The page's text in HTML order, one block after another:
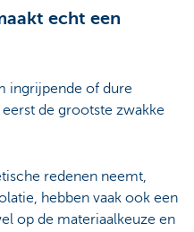
echt een
ingrijpende of dure
de grootste zwakke
redenen neemt,
hebben vaak ook een
op de materiaalkeuze en